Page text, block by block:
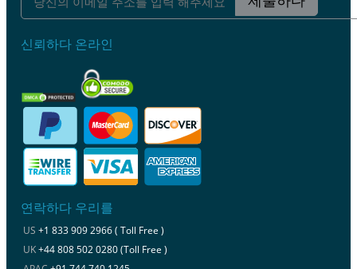
신뢰하다 온라인
연락하다 우리를
US +1 833 909 2966 ( Toll Free )
UK+44 808 502 0280 (Toll Free )